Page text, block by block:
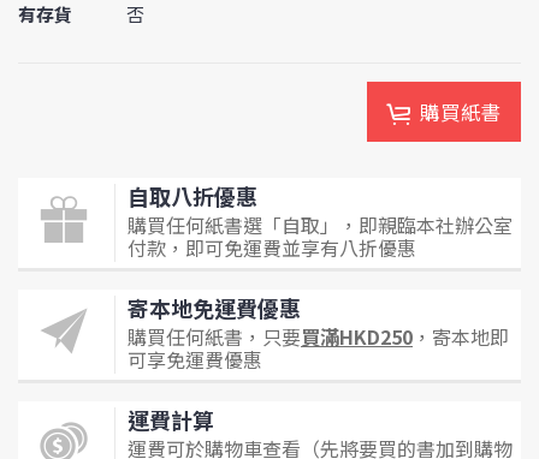
有存貨
否
購買紙書
自取八折優惠
購買任何紙書選「自取」，即親臨本社辦公室
付款，即可免運費並享有八折優惠
寄本地免運費優惠
購買任何紙書，只要買滿HKD250 ，寄本地即
可享免運費優惠
運費計算
運費可於購物車查看（先將要買的書加到購物